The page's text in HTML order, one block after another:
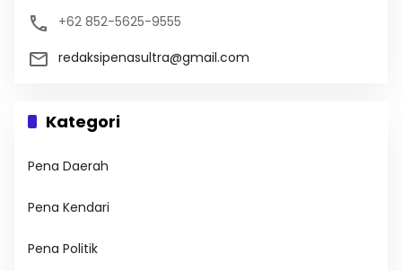
+62 852-5625-9555
redaksipenasultra@gmail.com
Kategori
Pena Daerah
Pena Kendari
Pena Politik